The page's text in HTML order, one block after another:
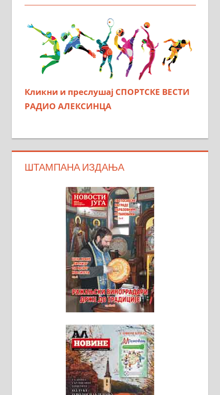
Кликни и преслушај СПОРТСКЕ ВЕСТИ
РАДИО АЛЕКСИНЦА
ШТАМПАНА ИЗДАЊА